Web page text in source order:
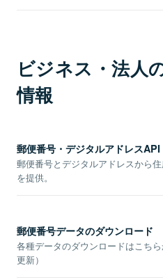
ビジネス・法人
情報
郵便番号・デジタルアドレスAPI
郵便番号とデジタルアドレスから
を提供。
郵便番号データのダウンロード
各種データのダウンロードはこち
更新）